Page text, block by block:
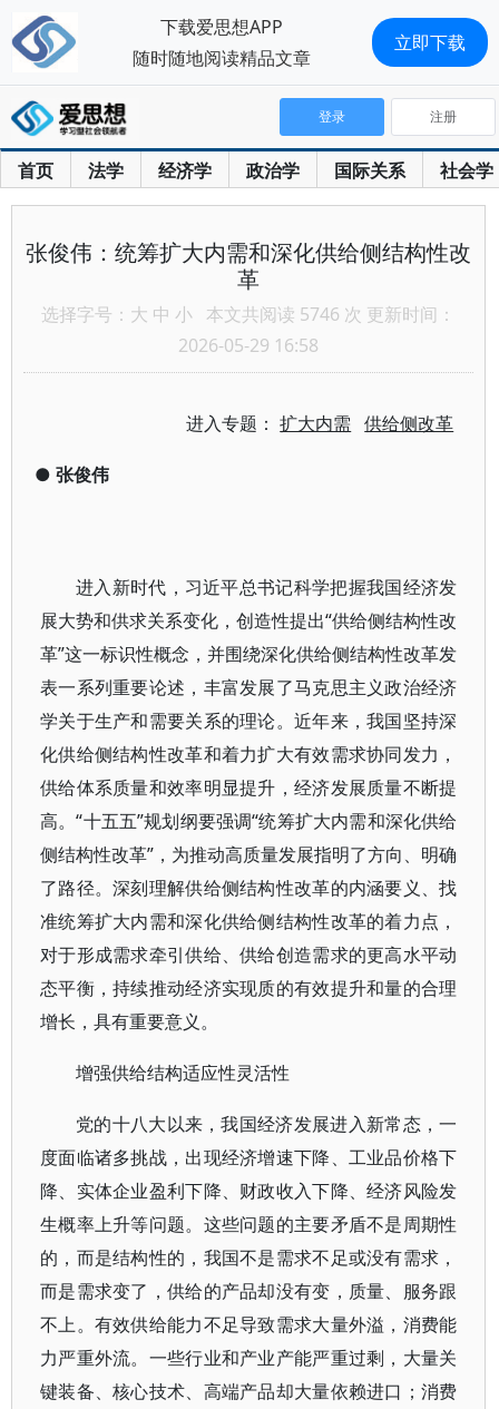
首页 法学 经济学 政治学 国际关系 社会学
登录 注册
张俊伟：统筹扩大内需和深化供给侧结构性改
革
选择字号： 大 中 小 本文共阅读 5746 次 更新时间：
2026-05-29 16:58
进入专题：扩大内需 供给侧改革
● 张俊伟
进入新时代，习近平总书记科学把握我国经济发
展大势和供求关系变化，创造性提出“供给侧结构性改
革”这一标识性概念，并围绕深化供给侧结构性改革发
表一系列重要论述，丰富发展了马克思主义政治经济
学关于生产和需要关系的理论。近年来，我国坚持深
化供给侧结构性改革和着力扩大有效需求协同发力，
供给体系质量和效率明显提升，经济发展质量不断提
高。“十五五”规划纲要强调“统筹扩大内需和深化供给
侧结构性改革”，为推动高质量发展指明了方向、明确
了路径。深刻理解供给侧结构性改革的内涵要义、找
准统筹扩大内需和深化供给侧结构性改革的着力点，
对于形成需求牵引供给、供给创造需求的更高水平动
态平衡，持续推动经济实现质的有效提升和量的合理
增长，具有重要意义。
增强供给结构适应性灵活性
党的十八大以来，我国经济发展进入新常态，一
度面临诸多挑战，出现经济增速下降、工业品价格下
降、实体企业盈利下降、财政收入下降、经济风险发
生概率上升等问题。这些问题的主要矛盾不是周期性
的，而是结构性的，我国不是需求不足或没有需求，
而是需求变了，供给的产品却没有变，质量、服务跟
不上。有效供给能力不足导致需求大量外溢，消费能
力严重外流。一些行业和产业产能严重过剩，大量关
键装备、核心技术、高端产品却大量依赖进口；消费
下载爱思想APP
随时随地阅读精品文章
立即下载